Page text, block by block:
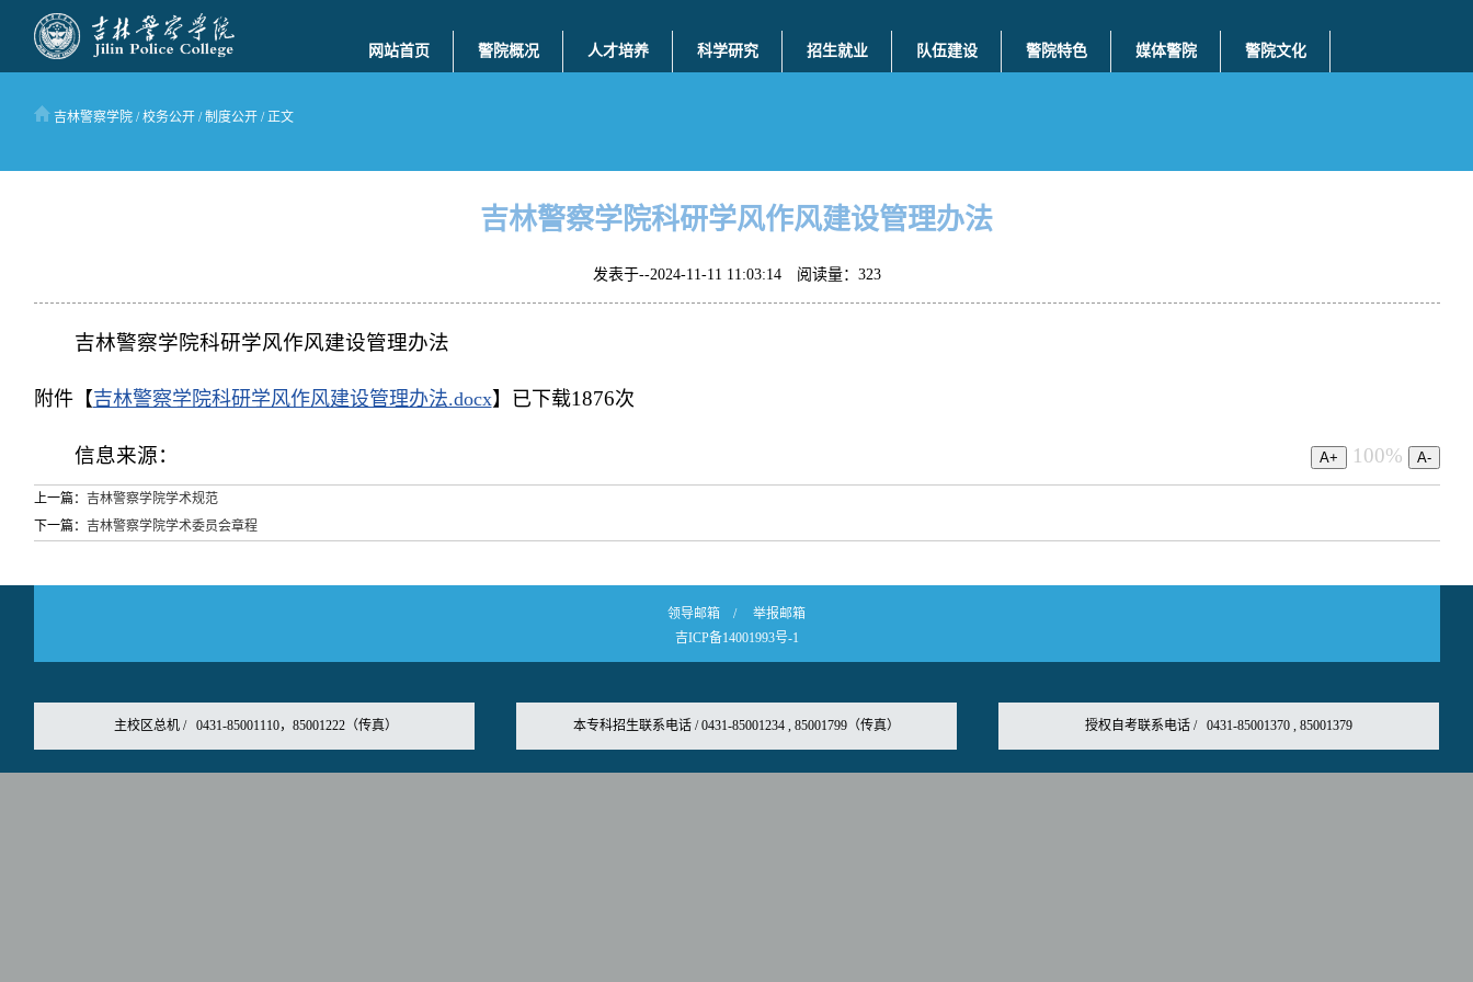
网站首页 警院概况 人才培养 科学研究 招生就业 队伍建设 警院特色 媒体警院 警院文化
吉林警察学院/校务公开/制度公开/ 正文
吉林警察学院科研学风作风建设管理办法
发表于--2024-11-11 11:03:14 阅读量： 323
吉林警察学院科研学风作风建设管理办法
附件【吉林警察学院科研学风作风建设管理办法.docx】已下载1876次
信息来源： 100%
上一篇： 吉林警察学院学术规范
下一篇： 吉林警察学院学术委员会章程
领导邮箱 / 举报邮箱
吉ICP备14001993号-1
主校区总机 / 0431-85001110，85001222（传真） 本专科招生联系电话 / 0431-85001234 , 85001799（传真） 授权自考联系电话 / 0431-85001370 , 85001379